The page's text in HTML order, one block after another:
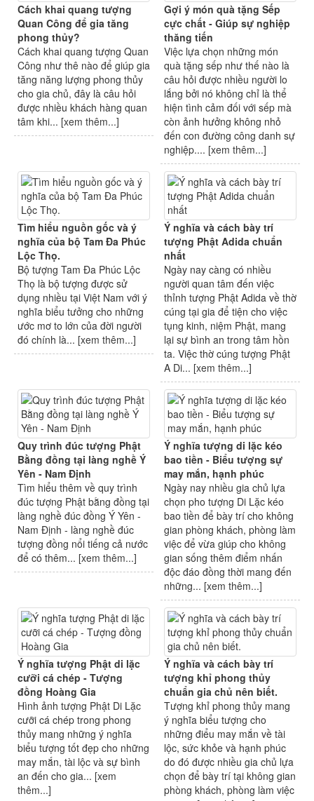
Cách khai quang tượng
Quan Công để gia tăng
phong thủy?
Cách khai quang tượng Quan
Công như thê nào để giúp gia
tăng năng lượng phong thủy
cho gia chủ, đây là câu hỏi
được nhiều khách hàng quan
tâm khi... [xem thêm...]
Gợi ý món quà tặng Sếp
cực chất - Giúp sự nghiệp
thăng tiến
Việc lựa chọn những món
quà tặng sếp như thế nào là
câu hỏi được nhiều người lo
lắng bởi nó không chỉ là thể
hiện tình cảm đối với sếp mà
còn ảnh hưởng không nhỏ
đến con đường công danh sự
nghiệp.... [xem thêm...]
Tìm hiểu nguồn gốc và ý
nghĩa của bộ Tam Đa Phúc
Lộc Thọ.
Bộ tượng Tam Đa Phúc Lộc
Thọ là bộ tượng được sử
dụng nhiều tại Việt Nam với ý
nghĩa biểu tưởng cho những
ước mơ to lớn của đời người
đó chính là... [xem thêm...]
Ý nghĩa và cách bày trí
tượng Phật Adida chuẩn
nhất
Ngày nay càng có nhiều
người quan tâm đến việc
thỉnh tượng Phật Adida về thờ
cúng tại gia để tiện cho việc
tụng kinh, niệm Phật, mang
lại sự bình an trong tâm hồn
ta. Việc thờ cúng tượng Phật
A Di... [xem thêm...]
Quy trình đúc tượng Phật
Bằng đồng tại làng nghề Ý
Yên - Nam Định
Tìm hiểu thêm về quy trình
đúc tượng Phật bằng đồng tại
làng nghề đúc đồng Ý Yên -
Nam Định - làng nghề đúc
tượng đồng nổi tiếng cả nước
để có thêm... [xem thêm...]
Ý nghĩa tượng di lặc kéo
bao tiền - Biểu tượng sự
may mắn, hạnh phúc
Ngày nay nhiều gia chủ lựa
chọn pho tượng Di Lặc kéo
bao tiền để bày trí cho không
gian phòng khách, phòng làm
việc để vừa giúp cho không
gian sống thêm điểm nhấn
độc đáo đồng thời mang đến
những... [xem thêm...]
Ý nghĩa tượng Phật di lặc
cưỡi cá chép - Tượng
đồng Hoàng Gia
Hình ảnh tượng Phật Di Lặc
cưỡi cá chép trong phong
thủy mang những ý nghĩa
biểu tượng tốt đẹp cho những
may mắn, tài lộc và sự bình
an đến cho gia... [xem
thêm...]
Ý nghĩa và cách bày trí
tượng khỉ phong thủy
chuẩn gia chủ nên biết.
Tượng khỉ phong thủy mang
ý nghĩa biểu tượng cho
những điểu may mắn về tài
lộc, sức khỏe và hạnh phúc
do đó được nhiều gia chủ lựa
chọn để bày trí tại không gian
phòng khách, phòng làm việc